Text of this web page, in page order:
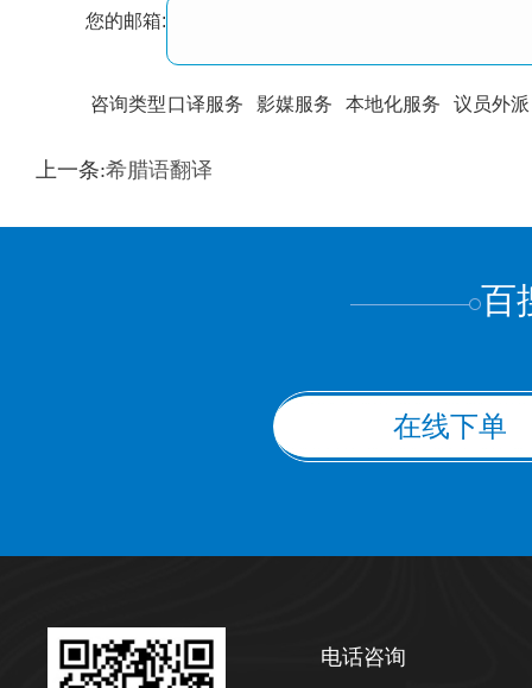
您的邮箱:
咨询类型口译服务 影媒服务 本地化服务 议员外派
训翻译
上一条:希腊语翻译
百
在线下单
电话咨询